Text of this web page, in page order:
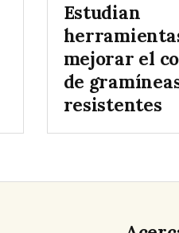
Estudian
mejorar el
de
resistentes